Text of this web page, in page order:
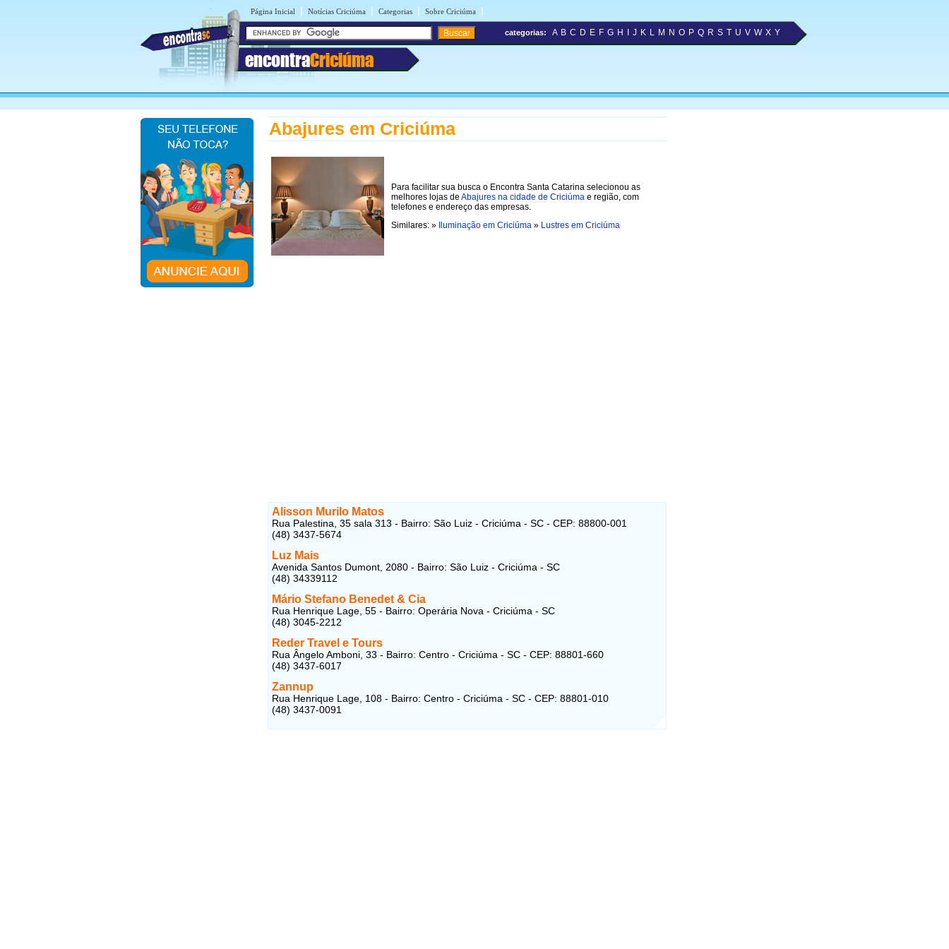
Página Inicial | Notícias Criciúma | Categorias | Sobre Criciúma |
encontraCriciúma
categorias: A B C D E F G H J K L M N O P Q R S T U V W X Y
Abajures em Criciúma
Para facilitar sua busca o Encontra Santa Catarina selecionou as
melhores lojas de Abajures na cidade de Criciúma e região, com
telefones e endereço das empresas.
Similares: » Iluminação em Criciúma » Lustres em Criciúma
Alisson Murilo Matos
Rua Palestina, 35 sala 313 - Bairro: São Luiz - Criciúma - SC - CEP: 88800-001
(48) 3437-5674
Luz Mais
Avenida Santos Dumont, 2080 - Bairro: São Luiz - Criciúma - SC
(48) 34339112
Mário Stefano Benedet & Cia
Rua Henrique Lage, 55 - Bairro: Operária Nova - Criciúma - SC
(48) 3045-2212
Reder Travel e Tours
Rua Ângelo Amboni, 33 - Bairro: Centro - Criciúma - SC - CEP: 88801-660
(48) 3437-6017
Zannup
Rua Henrique Lage, 108 - Bairro: Centro - Criciúma - SC - CEP: 88801-010
(48) 3437-0091